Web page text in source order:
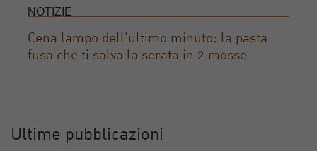
NOTIZIE
Cena lampo dell’ultimo minuto: la pasta
fusa che ti salva la serata in 2 mosse
Ultime pubblicazioni